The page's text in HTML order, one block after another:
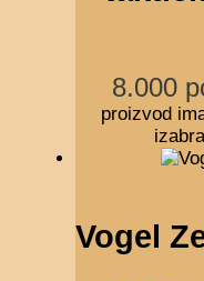
8.000
proizvod
Vogel